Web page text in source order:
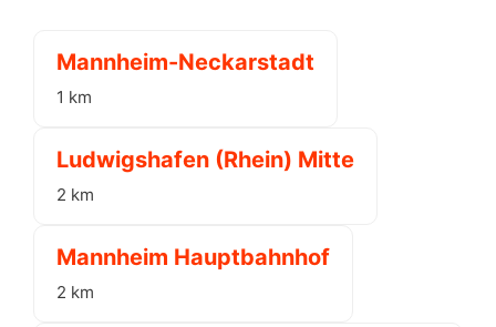
Mannheim-Neckarstadt
1 km
Ludwigshafen (Rhein) Mitte
2 km
Mannheim Hauptbahnhof
2 km